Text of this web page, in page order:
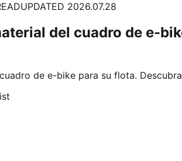
UPDATED 2026.07.28
del cuadro de e-
de e-bike para su flota.